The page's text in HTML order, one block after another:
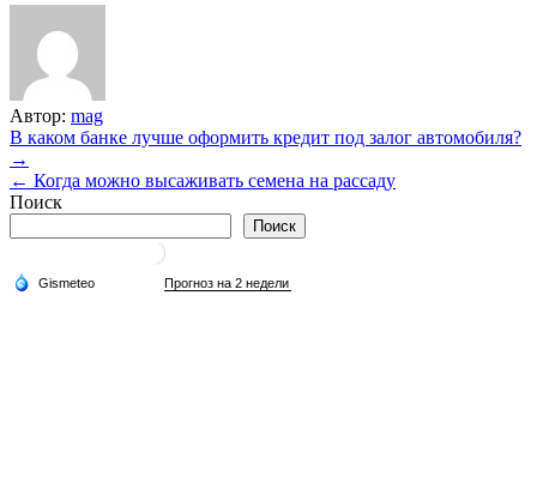
Автор: mag
Навигация
по
записям
В каком банке лучше оформить кредит под залог автомобиля?
→
← Когда можно высаживать семена на рассаду
Поиск
Поиск